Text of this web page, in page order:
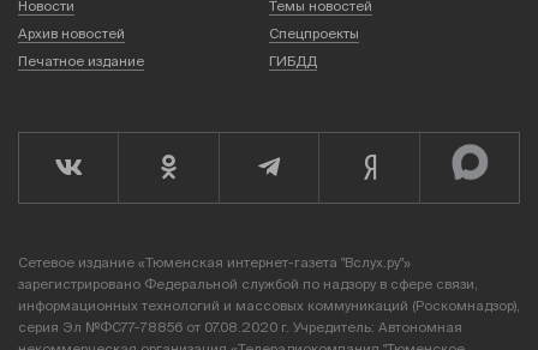
Новости
Темы новостей
Архив новостей
Спецпроекты
Печатное издание
ГИБДД
Сетевое издание «Тюменская интернет-газета "Вслух.ру"»
зарегистрировано Федеральной службой по надзору в сфере связи,
информационных технологий и массовых коммуникаций (Роскомнадзор),
серия Эл №ФС77-78856 от 07.08.2020 г. Учредитель: Автономная